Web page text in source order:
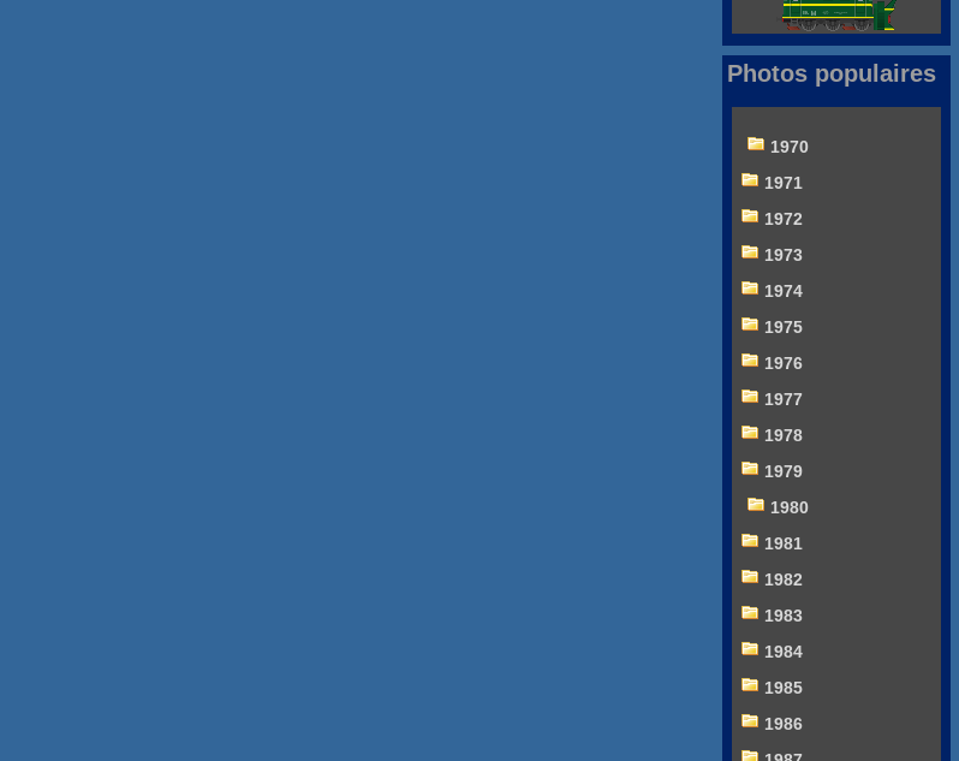
Photos populaires
1970
1971
1972
1973
1974
1975
1976
1977
1978
1979
1980
1981
1982
1983
1984
1985
1986